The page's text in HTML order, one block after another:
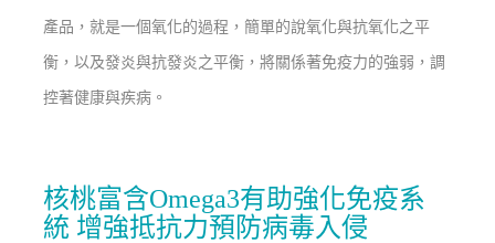
產品，就是一個氧化的過程，簡單的說氧化與抗氧化之平
衡，以及發炎與抗發炎之平衡，將關係著免疫力的強弱，調
控著健康與疾病。
核桃富含Omega3有助強化免疫系
統 增強抵抗力預防病毒入侵